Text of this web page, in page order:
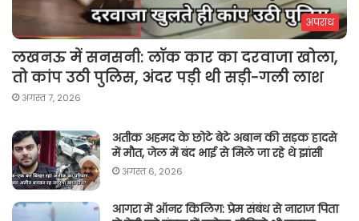
अपराध
लखनऊ में सनसनी: लॉक कार का दरवाजा खोला,
तो कांप उठी पुलिस, अंदर पड़ी थी सड़ी-गली लाश
अगस्त 7, 2026
अतीक अहमद के छोटे बेटे अबान की सड़क हादसे
में मौत, जेल में बंद भाई से मिले जा रहे थे झांसी
अगस्त 6, 2026
आगरा में ऑनर किलिग़: प्रेम संबंध से नाराज पिता